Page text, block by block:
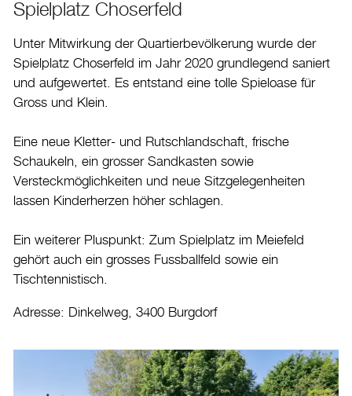
Öffnungszeiten & Kontakt
Veranstaltungskalender
Stadtplan
Drucken
Spielplatz Choserfeld
Unter Mitwirkung der Quartierbevölkerung wurde der
Spielplatz Choserfeld im Jahr 2020 grundlegend saniert
und aufgewertet. Es entstand eine tolle Spieloase für
Gross und Klein.
Eine neue Kletter- und Rutschlandschaft, frische
Schaukeln, ein grosser Sandkasten sowie
Versteckmöglichkeiten und neue Sitzgelegenheiten
lassen Kinderherzen höher schlagen.
Ein weiterer Pluspunkt: Zum Spielplatz im Meiefeld
gehört auch ein grosses Fussballfeld sowie ein
Tischtennistisch.
Adresse: Dinkelweg, 3400 Burgdorf